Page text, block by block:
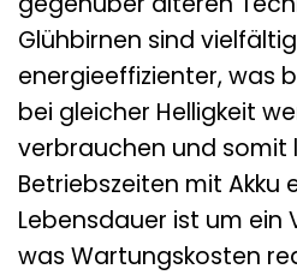
Glühbirnen sind
energieeffizienter, was
bei gleicher Helligkeit
verbrauchen und somit
Betriebszeiten mit Akku
Lebensdauer ist um ein
was Wartungskosten